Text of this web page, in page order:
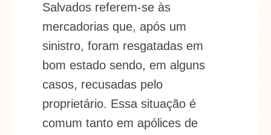
Salvados referem-se às
mercadorias que, após um
sinistro, foram resgatadas em
bom estado sendo, em alguns
casos, recusadas pelo
proprietário. Essa situação é
comum tanto em apólices de